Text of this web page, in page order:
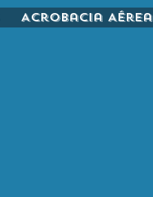
Acrobacia Aérea